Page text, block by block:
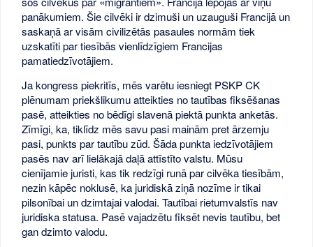
panākumiem. Šie cilvēki ir dzimuši un uzauguši Francijā un
saskaņā ar visām civilizētās pasaules normām tiek
uzskatīti par tiesībās vienlīdzīgiem Francijas
pamatiedzīvotājiem.
Ja kongress piekritīs, mēs varētu iesniegt PSKP CK
plēnumam priekšlikumu atteikties no tautības fiksēšanas
pasē, atteikties no bēdīgi slavenā piektā punkta anketās.
Zīmīgi, ka, tiklīdz mēs savu pasi mainām pret ārzemju
pasi, punkts par tautību zūd. Šāda punkta iedzīvotājiem
pasēs nav arī lielākajā daļā attīstīto valstu. Mūsu
cienījamie juristi, kas tik redzīgi runā par cilvēka tiesībām,
nezin kāpēc noklusē, ka juridiskā ziņā nozīme ir tikai
pilsonībai un dzimtajai valodai. Tautībai rietumvalstīs nav
juridiska statusa. Pasē vajadzētu fiksēt nevis tautību, bet
gan dzimto valodu.